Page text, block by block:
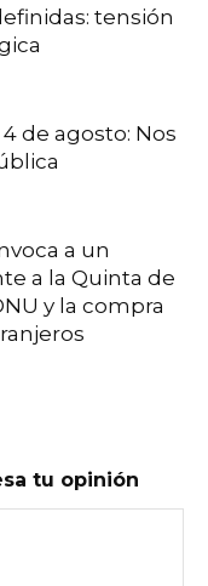
tensión
de agosto: Nos
a un
a la Quinta de
y la compra
tu opinión